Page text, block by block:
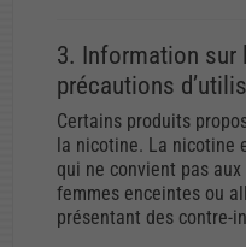
3. Information sur
précautions
Certains produits
la nicotine. La nicotine
qui ne convient pas
femmes enceintes ou
présentant des contre-